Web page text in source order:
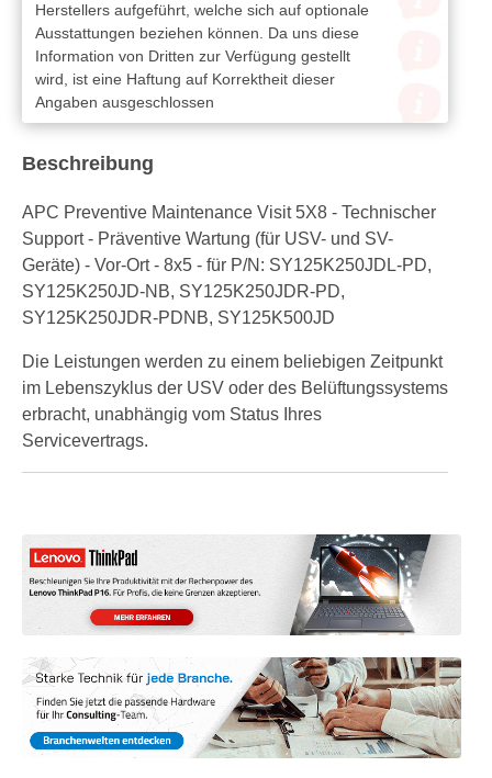
Herstellers aufgeführt, welche sich auf optionale
Ausstattungen beziehen können. Da uns diese
Information von Dritten zur Verfügung gestellt
wird, ist eine Haftung auf Korrektheit dieser
Angaben ausgeschlossen
Beschreibung
APC Preventive Maintenance Visit 5X8 - Technischer
Support - Präventive Wartung (für USV- und SV-
Geräte) - Vor-Ort - 8x5 - für P/N: SY125K250JDL-PD,
SY125K250JD-NB, SY125K250JDR-PD,
SY125K250JDR-PDNB, SY125K500JD
Die Leistungen werden zu einem beliebigen Zeitpunkt
im Lebenszyklus der USV oder des Belüftungssystems
erbracht, unabhängig vom Status Ihres
Servicevertrags.